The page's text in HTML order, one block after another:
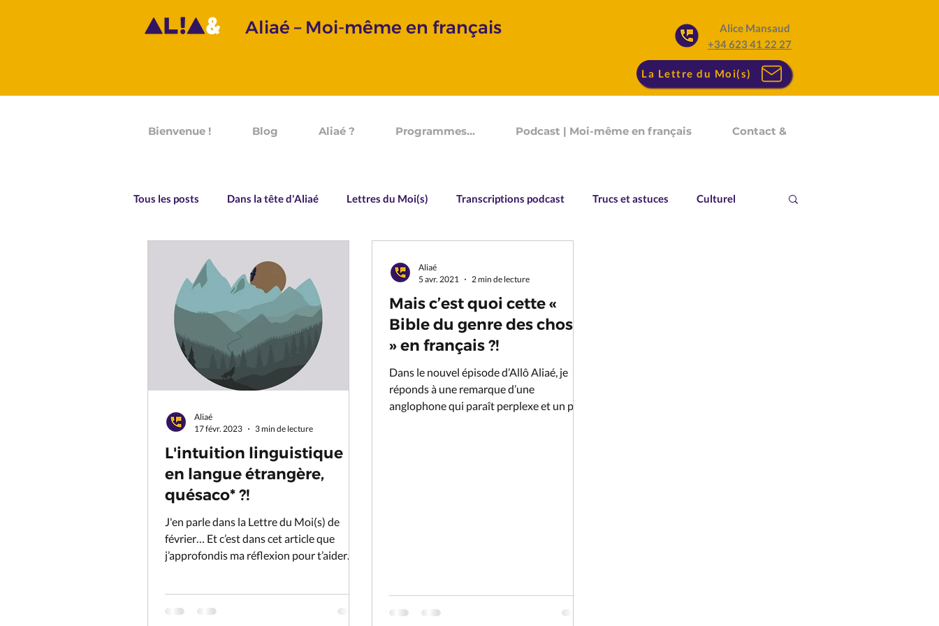
Aliaé – Moi-même en français
Alice Mansaud
+34 623 41 22 27
La Lettre du Moi(s)
Bienvenue ! Blog Aliaé ? Programmes... Podcast | Moi-même en français Contact &
Tous les posts Dans la tête d'Aliaé Lettres du Moi(s) Transcriptions podcast Trucs et astuces Culturel
L'intuition linguistique
en langue étrangère,
quésaco* ?!
J'en parle dans la Lettre du Moi(s) de
février… Et c’est dans cet article que
j’approfondis ma réflexion pour t’aider
Aliaé
17 févr. 2023
3 min de lecture
Mais c’est quoi cette «
Bible du genre des choses
» en français ?!
Dans le nouvel épisode d’Allô Aliaé, je
réponds à une remarque d’une
anglophone qui paraît perplexe et un peu
Aliaé
5 avr. 2021
2 min de lecture